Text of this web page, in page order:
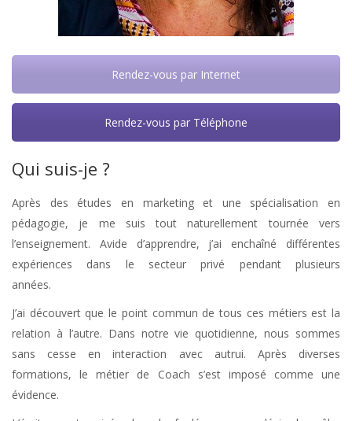
Qui suis-je ?
Après des études en marketing et une spécialisation en
pédagogie, je me suis tout naturellement tournée vers
l’enseignement. Avide d’apprendre, j’ai enchaîné différentes
expériences dans le secteur privé pendant plusieurs
années.
J’ai découvert que le point commun de tous ces métiers est la
relation à l’autre. Dans notre vie quotidienne, nous sommes
sans cesse en interaction avec autrui. Après diverses
formations, le métier de Coach s’est imposé comme une
évidence.
Rendez-vous par Internet
Rendez-vous par Téléphone